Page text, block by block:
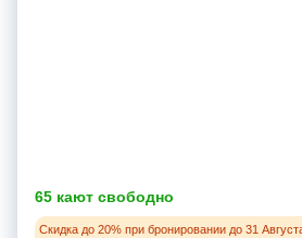
65 кают свободно
Скидка до 20% при бронировании до 31